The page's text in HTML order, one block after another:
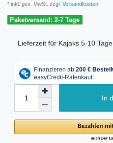
* inkl. ges. MwSt. zzgl. Versandkosten
Paketversand: 2-7 Tage
Lieferzeit für Kajaks 5-10
In